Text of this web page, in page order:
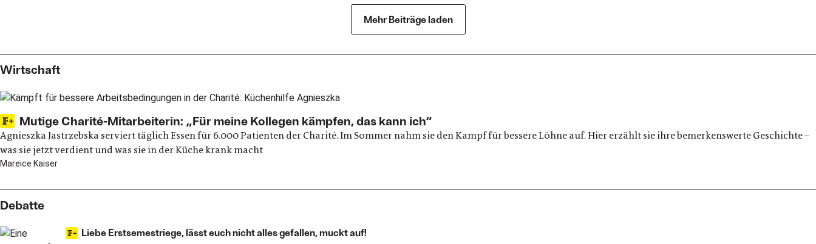
Mehr Beiträge laden
Wirtschaft
Mutige Charité-Mitarbeiterin: „Für meine Kollegen kämpfen, das kann ich“
Agnieszka Jastrzebska serviert täglich Essen für 6.000 Patienten der Charité. Im Sommer nahm sie den Kampf für bessere Löhne auf. Hier erzählt sie ihre bemerkenswerte Geschichte –
was sie jetzt verdient und was sie in der Küche krank macht
Mareice Kaiser
Debatte
Liebe Erstsemestriege, lässt euch nicht alles gefallen, muckt auf!